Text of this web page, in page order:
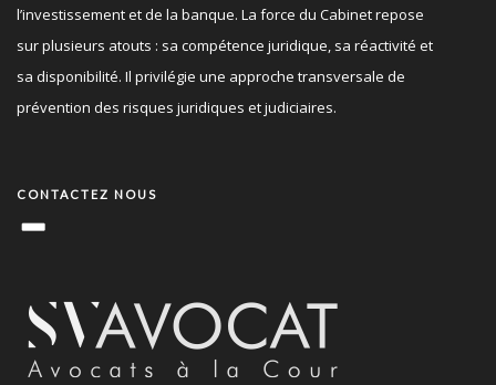
l’investissement et de la banque. La force du Cabinet repose
sur plusieurs atouts : sa compétence juridique, sa réactivité et
sa disponibilité. Il privilégie une approche transversale de
prévention des risques juridiques et judiciaires.
CONTACTEZ NOUS